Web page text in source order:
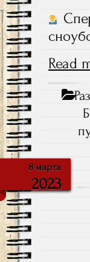
Read
8 марта
2023